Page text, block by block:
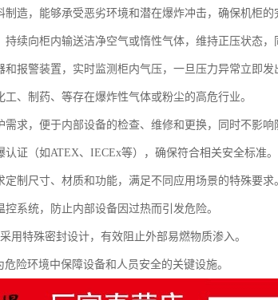
制造，能够承受恶劣环境和潜在爆炸冲击，确保机柜
持续向柜内输送洁净空气或惰性气体，维持正压状态
和报警装置，实时监测柜内气压，一旦压力异常立即
、制药、等存在爆炸性气体或粉尘的高危行业。
需求，便于内部设备的检查、维修和更换，同时不影响
证（如ATEX、IECEx等），确保符合相关安全标准。
定制尺寸、材质和功能，满足不同应用场景的特殊要求
系统，防止内部设备因过热而引发危险。
用特殊密封设计，有效阻止外部易燃物质渗入。
险环境中保障设备和人员安全的关键设施。